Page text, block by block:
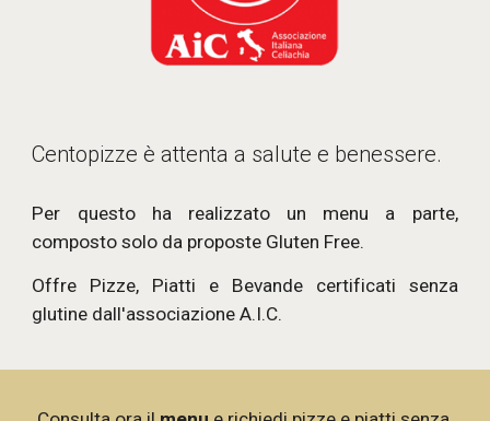
Centopizze è attenta a salute e benessere.
Per questo ha realizzato un menu a parte,
composto solo da proposte Gluten Free.
Offre Pizze, Piatti e Bevande certificati senza
glutine dall'associazione A.I.C.